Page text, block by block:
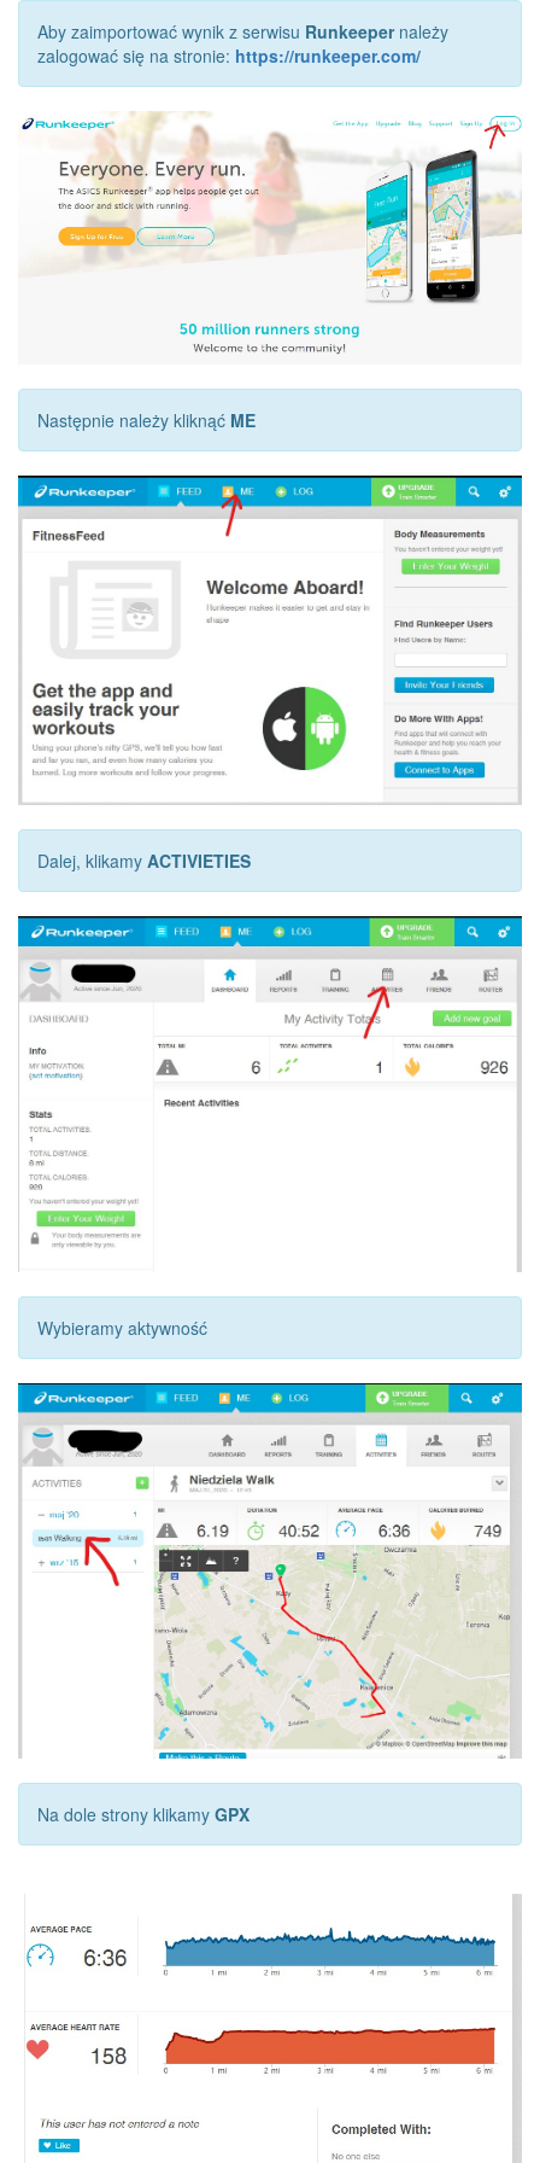
Aby zaimportować wynik z serwisu Runkeepernależy
zalogować się na stronie: https://runkeeper.com/
Następnie należy kliknąć ME
Dalej, klikamy ACTIVIETIES
Wybieramy aktywność
Na dole strony klikamy GPX